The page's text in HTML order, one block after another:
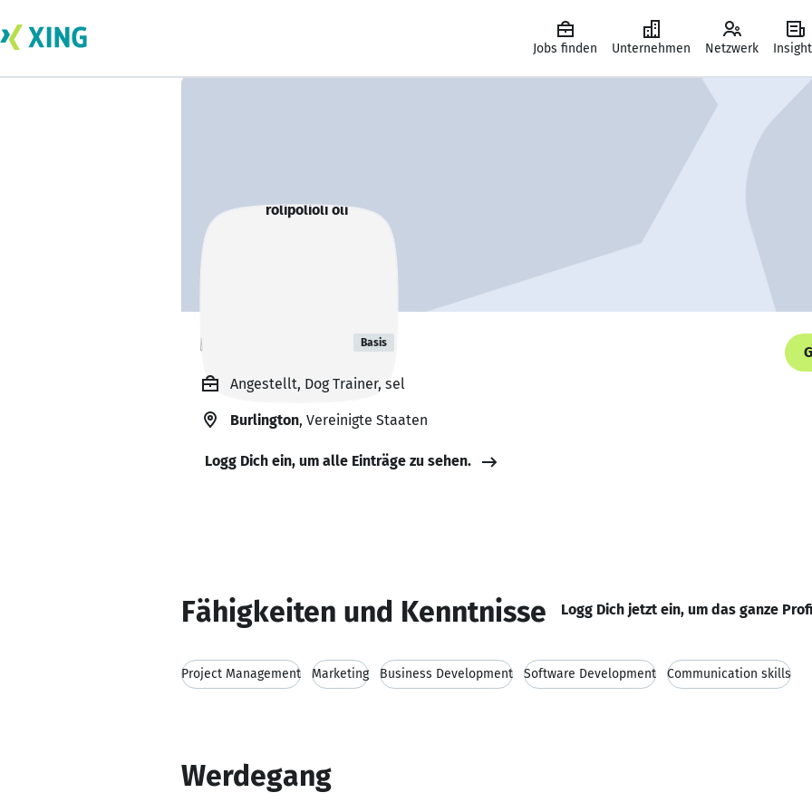
Jobs finden Unternehmen Netzwerk
rolipolioli oli Basis
Angestellt, Dog Trainer, sel
Burlington, Vereinigte Staaten
Logg Dich ein, um alle Einträge zu sehen.
Fähigkeiten und Kenntnisse Logg Dich jetzt ein, um das ganze
Project Management Marketing Business Development Software Development Communication skills
Werdegang